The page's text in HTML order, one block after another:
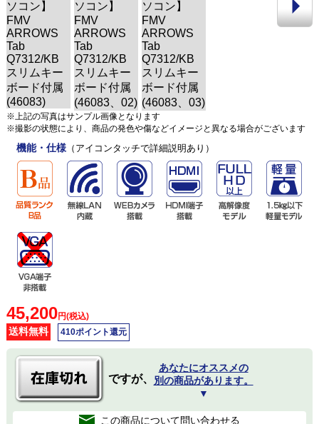
※上記の写真はサンプル画像となります
※撮影の状態により、商品の発色や傷などイメージと異なる場合がございます
機能・仕様（アイコンタッチで詳細説明あり）
45,200円(税込)
送料無料 410ポイント還元
ですが、
あなたにオススメの
別の商品があります。
▼
この商品について問い合わせる